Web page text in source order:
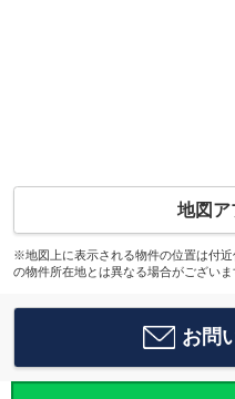
地図ア
※地図上に表示される物件の位置は付
の物件所在地とは異なる場合がございま
お問